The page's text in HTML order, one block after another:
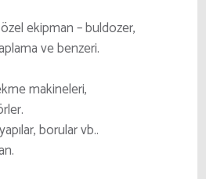
ekipman – buldozer,
ve benzeri.
makineleri,
borular vb..